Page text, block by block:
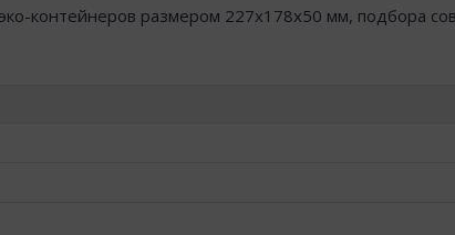
контейнеров размером 227x178x50 мм, подбора